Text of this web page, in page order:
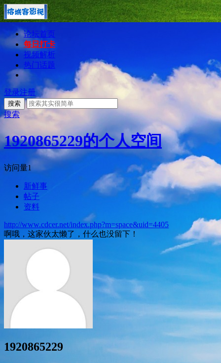
论坛首页
每日打卡
视频解析
热门话题
登录注册
搜索
搜索
1920865229的个人空间
访问量1
新鲜事
帖子
资料
http://www.cdcer.net/index.php?m=space&uid=4405
啊哦，这家伙太懒了，什么也没留下！
1920865229